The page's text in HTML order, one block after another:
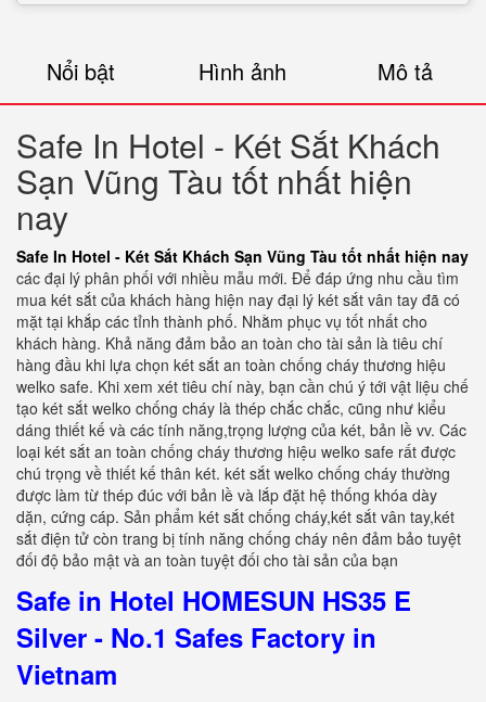
Nổi bật Hình ảnh Mô tả
Safe In Hotel - Két Sắt Khách
Sạn Vũng Tàu tốt nhất hiện
nay
Safe In Hotel - Két Sắt Khách Sạn Vũng Tàu tốt nhất hiện nay
các đại lý phân phối với nhiều mẫu mới. Để đáp ứng nhu cầu tìm
mua két sắt của khách hàng hiện nay đại lý két sắt vân tay đã có
mặt tại khắp các tỉnh thành phố. Nhằm phục vụ tốt nhất cho
khách hàng. Khả năng đảm bảo an toàn cho tài sản là tiêu chí
hàng đầu khi lựa chọn két sắt an toàn chống cháy thương hiệu
welko safe. Khi xem xét tiêu chí này, bạn cần chú ý tới vật liệu chế
tạo két sắt welko chống cháy là thép chắc chắc, cũng như kiểu
dáng thiết kế và các tính năng,trọng lượng của két, bản lề vv. Các
loại két sắt an toàn chống cháy thương hiệu welko safe rất được
chú trọng về thiết kế thân két. két sắt welko chống cháy thường
được làm từ thép đúc với bản lề và lắp đặt hệ thống khóa dày
dặn, cứng cáp. Sản phẩm két sắt chống cháy,két sắt vân tay,két
sắt điện tử còn trang bị tính năng chống cháy nên đảm bảo tuyệt
đối độ bảo mật và an toàn tuyệt đối cho tài sản của bạn
Safe in Hotel HOMESUN HS35 E
Silver - No.1 Safes Factory in
Vietnam